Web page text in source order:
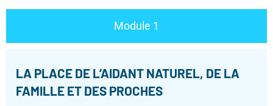
Module 1
LA PLACE DE L’AIDANT NATUREL, DE LA
FAMILLE ET DES PROCHES